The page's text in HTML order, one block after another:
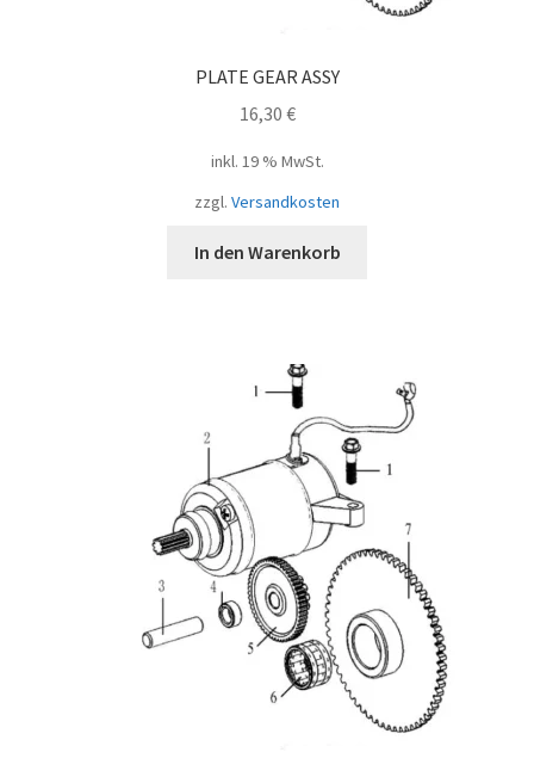
PLATE GEAR ASSY
16,30 €
inkl. 19 % MwSt.
zzgl. Versandkosten
In den Warenkorb